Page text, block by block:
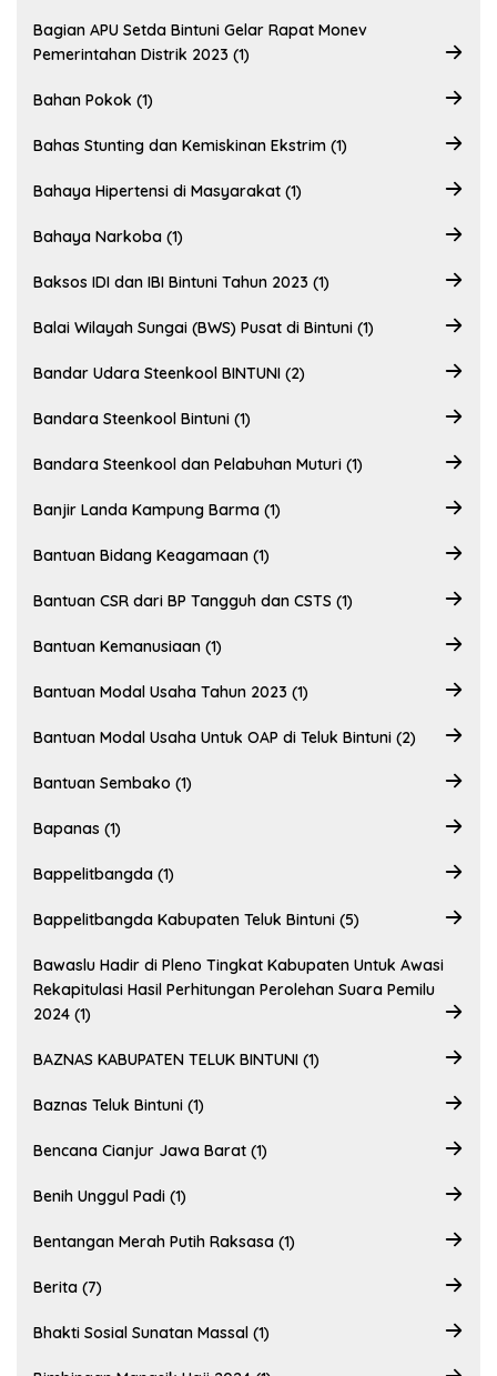
Bagian APU Setda Bintuni Gelar Rapat Monev
Pemerintahan Distrik 2023 (1)
Bahan Pokok (1)
Bahas Stunting dan Kemiskinan Ekstrim (1)
Bahaya Hipertensi di Masyarakat (1)
Bahaya Narkoba (1)
Baksos IDI dan IBI Bintuni Tahun 2023 (1)
Balai Wilayah Sungai (BWS) Pusat di Bintuni (1)
Bandar Udara Steenkool BINTUNI (2)
Bandara Steenkool Bintuni (1)
Bandara Steenkool dan Pelabuhan Muturi (1)
Banjir Landa Kampung Barma (1)
Bantuan Bidang Keagamaan (1)
Bantuan CSR dari BP Tangguh dan CSTS (1)
Bantuan Kemanusiaan (1)
Bantuan Modal Usaha Tahun 2023 (1)
Bantuan Modal Usaha Untuk OAP di Teluk Bintuni (2)
Bantuan Sembako (1)
Bapanas (1)
Bappelitbangda (1)
Bappelitbangda Kabupaten Teluk Bintuni (5)
Bawaslu Hadir di Pleno Tingkat Kabupaten Untuk Awasi
Rekapitulasi Hasil Perhitungan Perolehan Suara Pemilu
2024 (1)
BAZNAS KABUPATEN TELUK BINTUNI (1)
Baznas Teluk Bintuni (1)
Bencana Cianjur Jawa Barat (1)
Benih Unggul Padi (1)
Bentangan Merah Putih Raksasa (1)
Berita (7)
Bhakti Sosial Sunatan Massal (1)